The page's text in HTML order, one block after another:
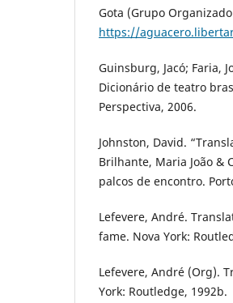
Gota (Grupo
https://
Guinsburg, Jacó; Faria,
Dicionário de teatro
Perspectiva, 2006.
Johnston, David.
Brilhante, Maria João &
palcos de encontro.
Lefevere, André.
fame. Nova York:
Lefevere, André (Org).
York: Routledge, 1992b.